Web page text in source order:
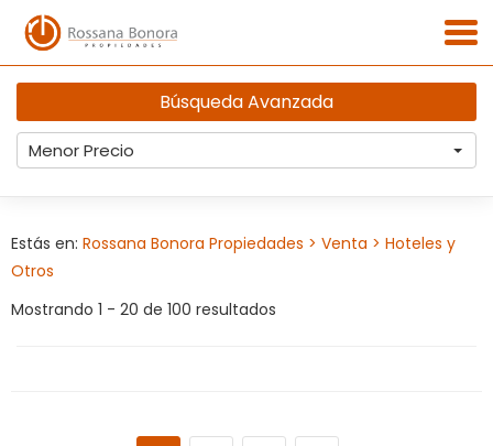
Búsqueda Avanzada
Menor Precio
Estás en: Rossana Bonora Propiedades > Venta > Hoteles y
Otros
Mostrando 1 - 20 de 100 resultados